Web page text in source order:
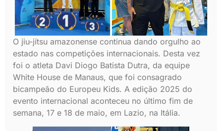
O jiu-jítsu amazonense continua dando orgulho ao
estado nas competições internacionais. Desta vez
foi o atleta Davi Diogo Batista Dutra, da equipe
White House de Manaus, que foi consagrado
bicampeão do Europeu Kids. A edição 2025 do
evento internacional aconteceu no último fim de
semana, 17 e 18 de maio, em Lazio, na Itália.